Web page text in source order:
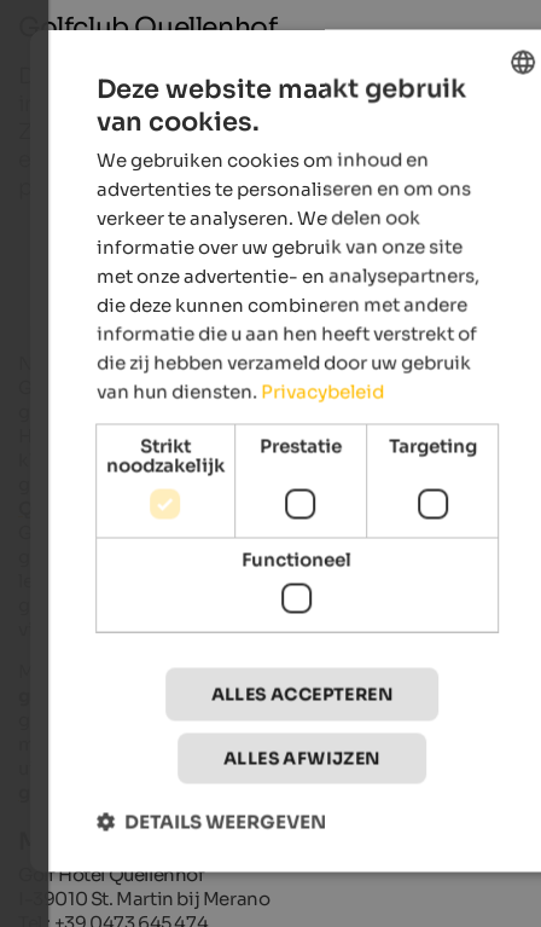
Golfclub Quellenhof
De golfclub in het sport- en wellnessresort
in San Martino in Passiria biedt
Zuid-Tirol perfecte trainingsmogelijkheden met de
eigen 4-holes oefenbaan van het hotel, een
professionele golfschool en een 3D indoor
Golfhotels in Zuid-Tirol
Niet ver van het Zuid-Tiroolse kuuroordMerano-Tirol
Golfclub Quellenhof in het ongerepte Passeiertal, waar
golfvakantiegangersniet alleen van het milde
klimaat en het schilderachtige landschap, maar ook van
golflessen op het hoogste niveau, want de golfschool
bekroond met het PGA-keurmerk
Golfers Association of Germany). Of het nu gaat om
groepscursussen voor kinderen of volwassenen of
lessen - bij het oefenen met de ervaren PGA-pro's wordt
gebruik gemaakt van de nieuwste technologie met het
videosysteem.
Met de ideale trainingsomstandigheden op dekorte 4-holes
van het hotel kunnen zowel beginners als
gevorderden hun spel in korte tijd verbeteren. Dit is
motiverend en leuk. En wie op zoek is naar een grotere
uitdaging kan de nabijgelegen 18-holes golfbaan van de
Meer informatie:
Golf Hotel Quellenhof
I-39010 St. Martin bij Merano
Tel.: +39 0473 645 474
Deze website maakt gebruik
van cookies.
We gebruiken cookies om inhoud en
advertenties te personaliseren en om ons
verkeer te analyseren. We delen ook
informatie over uw gebruik van onze site
met onze advertentie- en analysepartners,
die deze kunnen combineren met andere
informatie die u aan hen heeft verstrekt of
die zij hebben verzameld door uw gebruik
van hun diensten. Privacybeleid
Strikt
noodzakelijk
Prestatie Targeting
Functioneel
ALLES ACCEPTEREN
ALLES AFWIJZEN
DETAILS WEERGEVEN